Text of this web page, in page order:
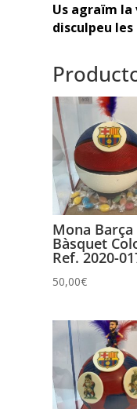
Us agraïm la
disculpeu
Mona Barça
Bàsquet
Ref. 2020-
50,00€